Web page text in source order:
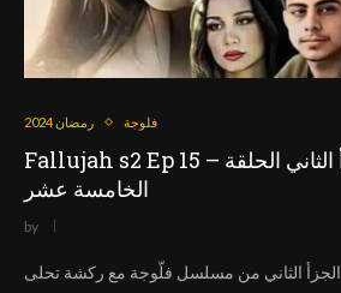
رمضان 2024 فلوجة
Fallujah s2 Ep 15 – فلّوجة الجزأ الثاني الحلقة
الخامسة عشر
by
نقدم لكم الحلقة 15 الجزأ الثاني من مسلسل فلّوجة مع ركشة تحلى